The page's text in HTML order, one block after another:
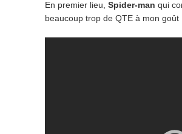
En premier lieu, Spider-man qui
beaucoup trop de QTE à mon goût